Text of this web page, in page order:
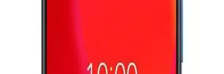
Motorola, CES 2024'te tanıttığı katlanabilir telefonu ile uygun fiyat
ve gelişmiş teknik özellikleri bir araya getirerek pazar payını